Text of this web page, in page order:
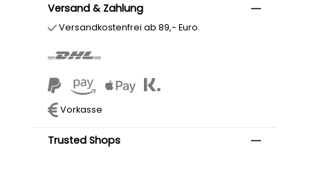
Versand & Zahlung
Versandkostenfrei ab 89,- Euro.
Vorkasse
Trusted Shops